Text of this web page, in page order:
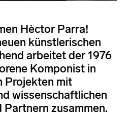
Hèctor Parra!
künstlerischen
arbeitet der 1976
Komponist in
Projekten mit
wissenschaftlichen
zusammen.